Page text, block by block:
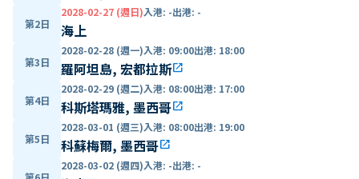
第2日
2028-02-27 (週日)入港: -出港: -
海上
第3日
2028-02-28 (週一)入港: 09:00出港: 18:00
羅阿坦島, 宏都拉斯open_in_new
第4日
2028-02-29 (週二)入港: 08:00出港: 17:00
科斯塔瑪雅, 墨西哥open_in_new
第5日
2028-03-01 (週三)入港: 08:00出港: 19:00
科蘇梅爾, 墨西哥open_in_new
2028-03-02 (週四)入港: -出港: -